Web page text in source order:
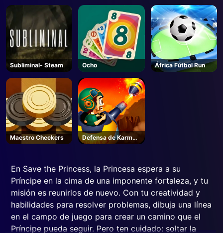
Subliminal- Steam Ocho África Fútbol Run
Maestro Checkers
Defensa de Karmax
3
En Save the Princess, la Princesa espera a su
Príncipe en la cima de una imponente fortaleza, y tu
misión es reunirlos de nuevo. Con tu creatividad y
habilidades para resolver problemas, dibuja una línea
en el campo de juego para crear un camino que el
Príncipe pueda seguir. Pero ten cuidado: soltar la